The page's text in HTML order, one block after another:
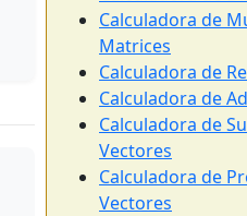
Calculadora de
Matrices
Calculadora de
Calculadora de
Calculadora de
Vectores
Calculadora de
Vectores